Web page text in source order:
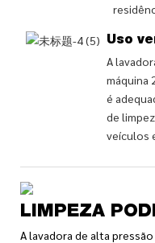
Uso
A
máquina
é
de
veículos
LIMPEZA
A lavadora de alta